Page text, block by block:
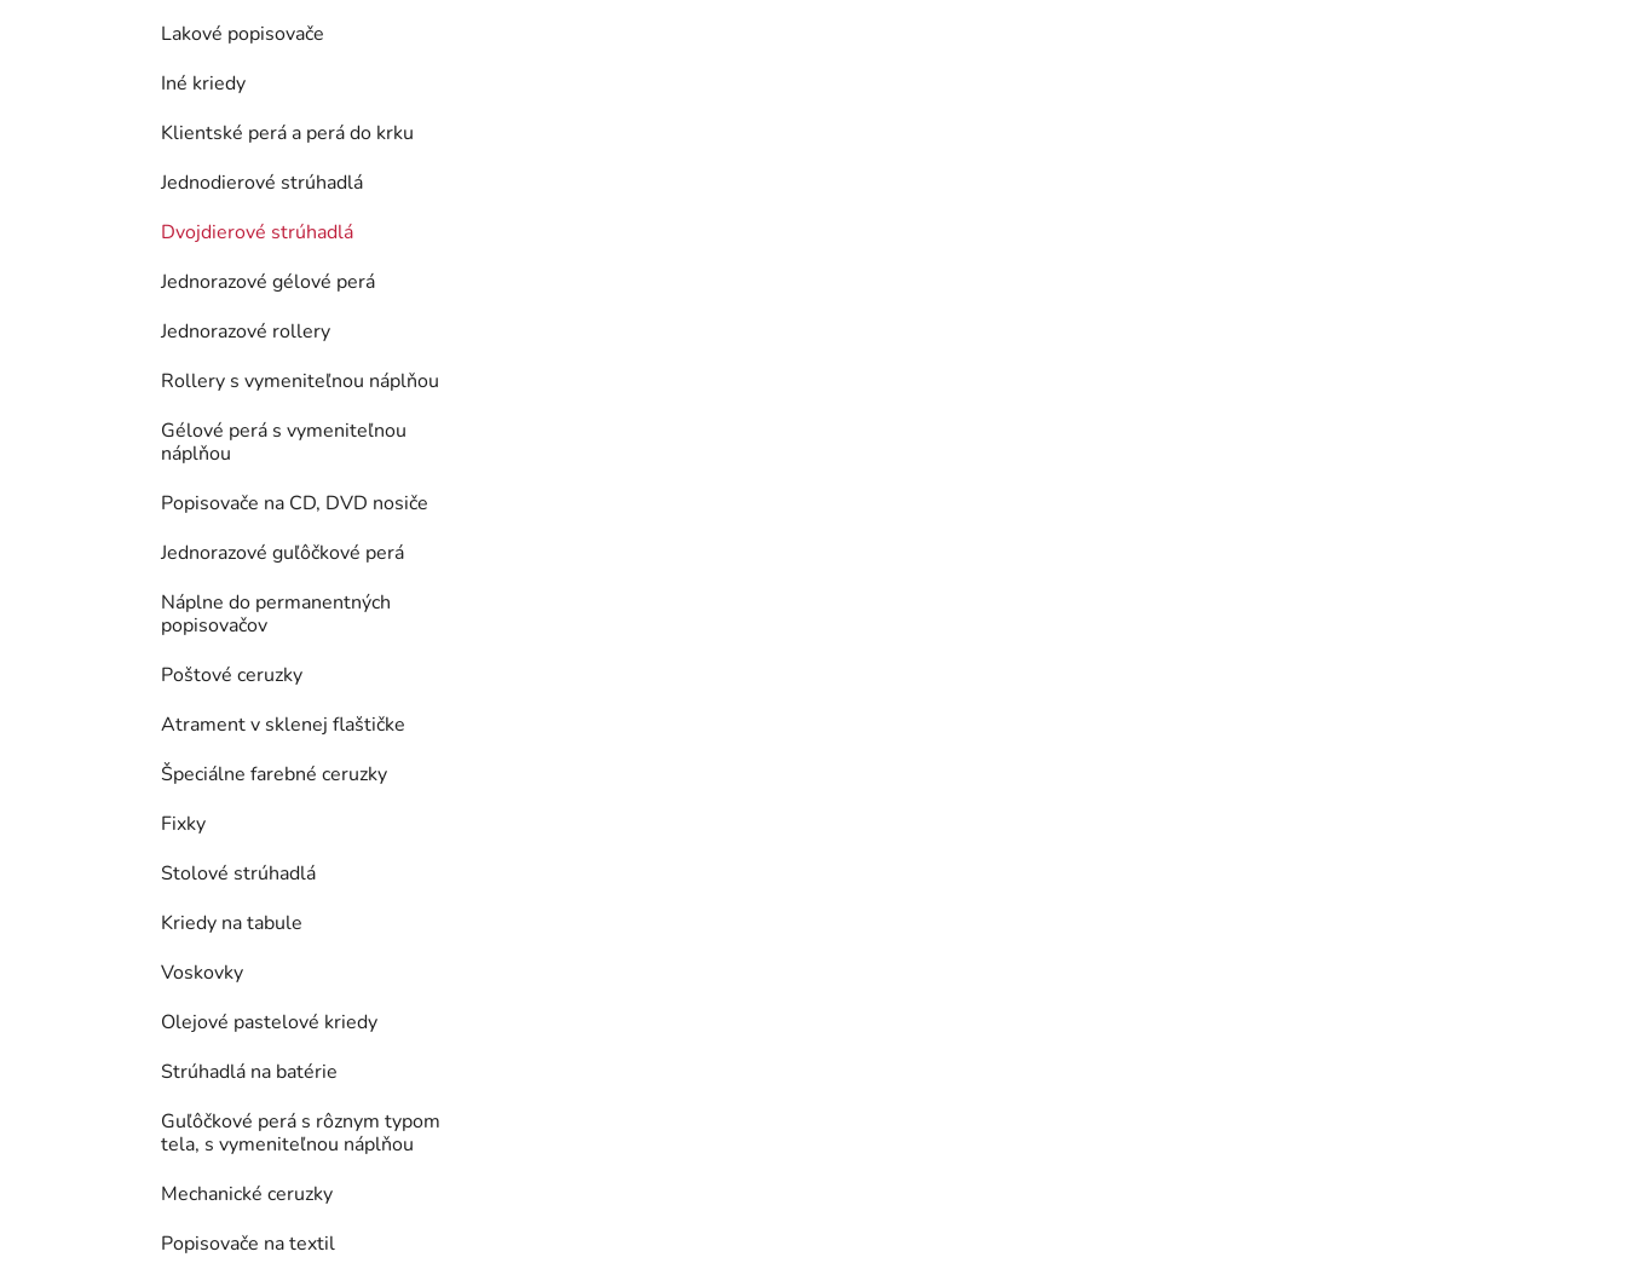
Lakové popisovače
Iné kriedy
Klientské perá a perá do krku
Jednodierové strúhadlá
Dvojdierové strúhadlá
Jednorazové gélové perá
Jednorazové rollery
Rollery s vymeniteľnou náplňou
Gélové perá s vymeniteľnou
náplňou
Popisovače na CD, DVD nosiče
Jednorazové guľôčkové perá
Náplne do permanentných
popisovačov
Poštové ceruzky
Atrament v sklenej flaštičke
Špeciálne farebné ceruzky
Fixky
Stolové strúhadlá
Kriedy na tabule
Voskovky
Olejové pastelové kriedy
Strúhadlá na batérie
Guľôčkové perá s rôznym typom
tela, s vymeniteľnou náplňou
Mechanické ceruzky
Popisovače na textil